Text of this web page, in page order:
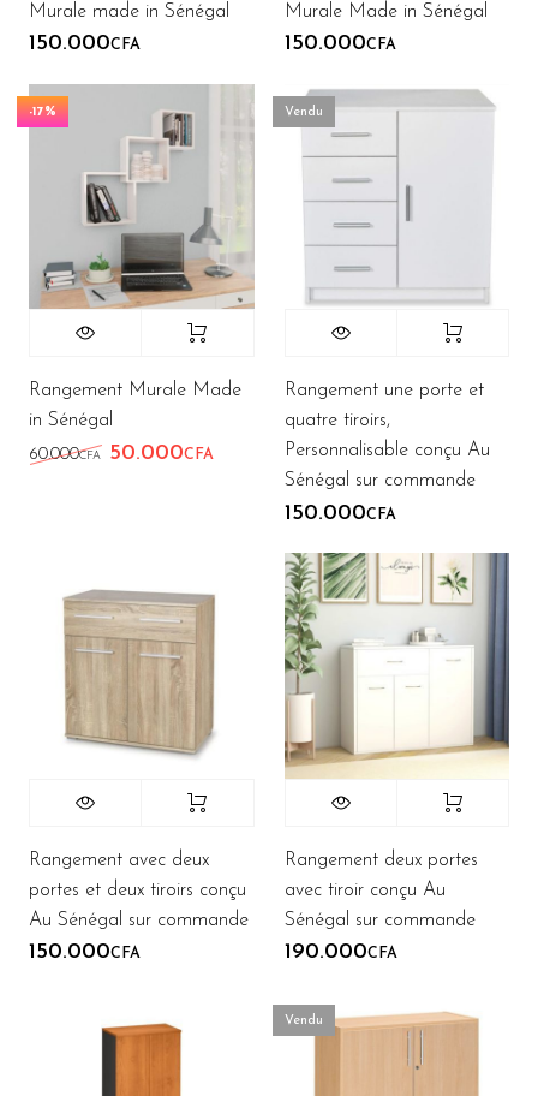
Murale made in Sénégal
150.000CFA
Murale Made in Sénégal
150.000CFA
-17%
Rangement Murale Made
in Sénégal
60.000CFA Le prix initial était : 60.000CFA.
50.000CFA Le prix actuel est : 50.000CFA.
Vendu
Rangement une porte et
quatre tiroirs,
Personnalisable conçu Au
Sénégal sur commande
150.000CFA
Rangement avec deux
portes et deux tiroirs conçu
Au Sénégal sur commande
150.000CFA
Rangement deux portes
avec tiroir conçu Au
Sénégal sur commande
190.000CFA
Vendu